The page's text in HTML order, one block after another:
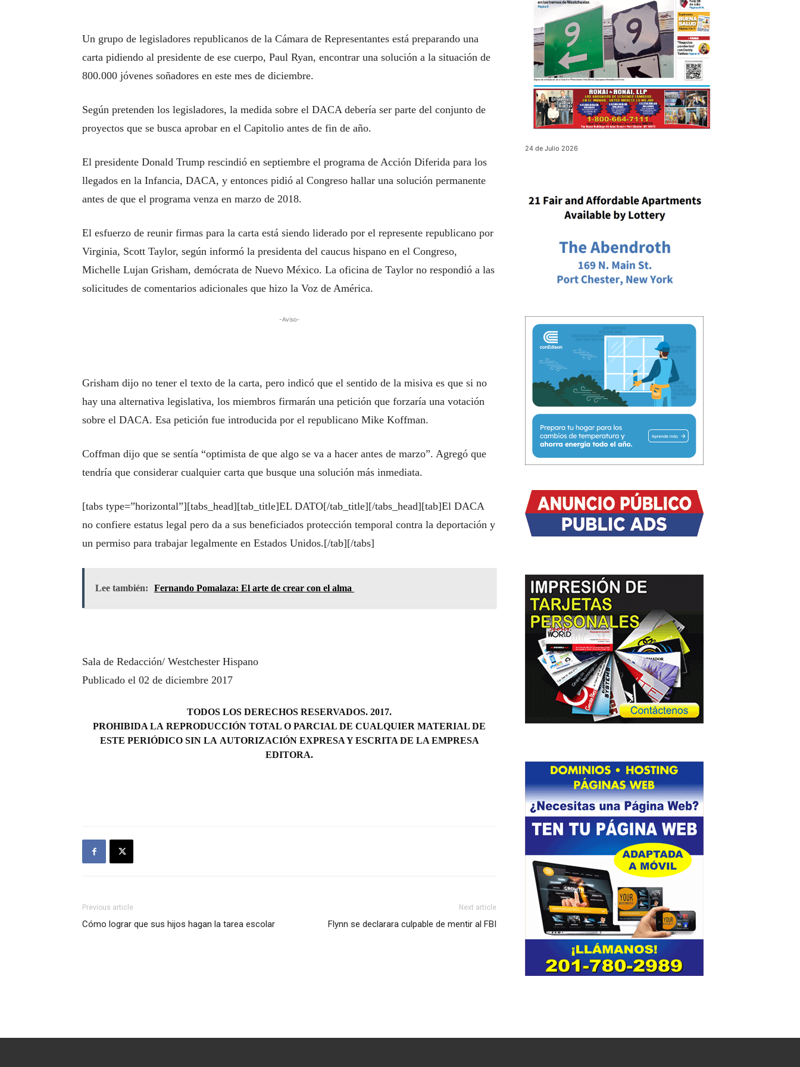
Un grupo de legisladores republicanos de la Cámara de Representantes está preparando una
carta pidiendo al presidente de ese cuerpo, Paul Ryan, encontrar una solución a la situación de
800.000 jóvenes soñadores en este mes de diciembre.
Según pretenden los legisladores, la medida sobre el DACA debería ser parte del conjunto de
proyectos que se busca aprobar en el Capitolio antes de fin de año.
El presidente Donald Trump rescindió en septiembre el programa de Acción Diferida para los
llegados en la Infancia, DACA, y entonces pidió al Congreso hallar una solución permanente
antes de que el programa venza en marzo de 2018.
El esfuerzo de reunir firmas para la carta está siendo liderado por el represente republicano por
Virginia, Scott Taylor, según informó la presidenta del caucus hispano en el Congreso,
Michelle Lujan Grisham, demócrata de Nuevo México. La oficina de Taylor no respondió a las
solicitudes de comentarios adicionales que hizo la Voz de América.
-Aviso-
Grisham dijo no tener el texto de la carta, pero indicó que el sentido de la misiva es que si no
hay una alternativa legislativa, los miembros firmarán una petición que forzaría una votación
sobre el DACA. Esa petición fue introducida por el republicano Mike Koffman.
Coffman dijo que se sentía “optimista de que algo se va a hacer antes de marzo”. Agregó que
tendría que considerar cualquier carta que busque una solución más inmediata.
[tabs type=”horizontal”][tabs_head][tab_title]EL DATO[/tab_title][/tabs_head][tab]El DACA
no confiere estatus legal pero da a sus beneficiados protección temporal contra la deportación y
un permiso para trabajar legalmente en Estados Unidos.[/tab][/tabs]
Lee también: Fernando Pomalaza: El arte de crear con el alma
Sala de Redacción/ Westchester Hispano
Publicado el 02 de diciembre 2017
TODOS LOS DERECHOS RESERVADOS. 2017.
PROHIBIDA LA REPRODUCCIÓN TOTAL O PARCIAL DE CUALQUIER MATERIAL DE
ESTE PERIÓDICO SIN LA AUTORIZACIÓN EXPRESA Y ESCRITA DE LA EMPRESA
EDITORA.
Previous article
Cómo lograr que sus hijos hagan la tarea escolar
Next article
Flynn se declarara culpable de mentir al FBI
24 de Julio 2026